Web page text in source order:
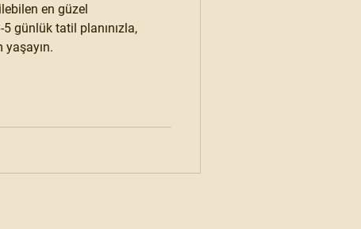
en güzel
günlük tatil planınızla,
yaşayın.